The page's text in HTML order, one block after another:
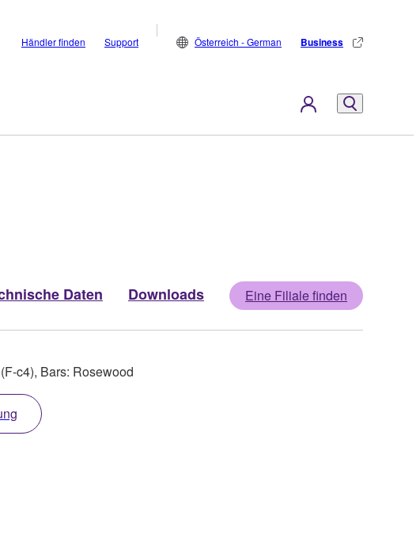
Händler finden Support Österreich - German Business
Daten Downloads Eine Filiale finden
c4), Bars: Rosewood